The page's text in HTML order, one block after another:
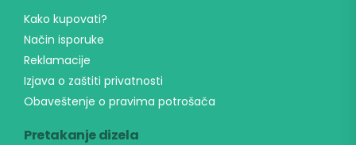
Kako kupovati?
Način isporuke
Reklamacije
Izjava o zaštiti privatnosti
Obaveštenje o pravima potrošača
Pretakanje dizela